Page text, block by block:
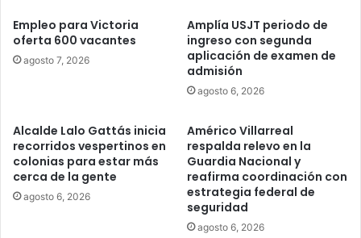
Empleo para Victoria
oferta 600 vacantes
agosto 7, 2026
Amplía USJT periodo de
ingreso con segunda
aplicación de examen de
admisión
agosto 6, 2026
Alcalde Lalo Gattás inicia
recorridos vespertinos en
colonias para estar más
cerca de la gente
agosto 6, 2026
Américo Villarreal
respalda relevo en la
Guardia Nacional y
reafirma coordinación con
estrategia federal de
seguridad
agosto 6, 2026